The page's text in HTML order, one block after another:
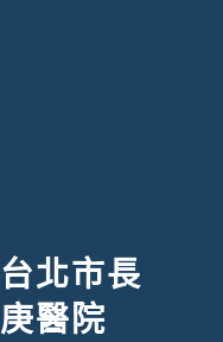
台北市長
庚醫院